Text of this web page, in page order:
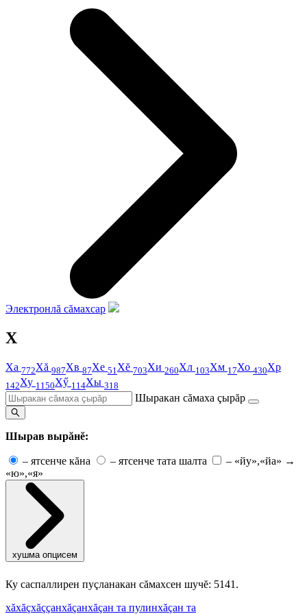
Электронлă сăмахсар
Х
Ха 772Хă 987Хв 87Хе 51Хĕ 703Хи 260Хл 103Хм 17Хо 430Хр
142Ху 1150Хӳ 114Хы 318
Шыракан сăмаха çырăр
Шырав вырăнĕ:
– ятсенче кăна – ятсенче тата шалта – «йу»,«йа» →
«ю»,«я»
хушма опцисем
Ку саспаллирен пуçланакан сăмахсен шучĕ: 5141.
хăхăçхăççанхăçанхăçан та пулинхăçан та